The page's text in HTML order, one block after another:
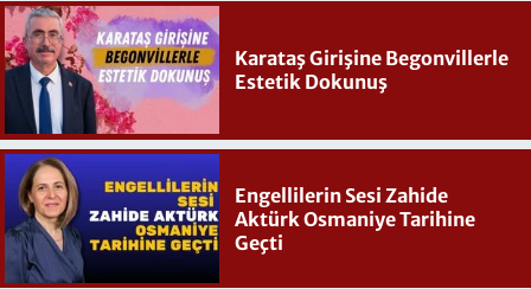
Karataş Girişine Begonvillerle
Estetik Dokunuş
Engellilerin Sesi Zahide
Aktürk Osmaniye Tarihine
Geçti